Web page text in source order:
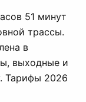
51 минут
трассы.
в
выходные и
Тарифы 2026